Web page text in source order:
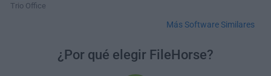
Trio Office
Más Software Similares
¿Por qué elegir FileHorse?